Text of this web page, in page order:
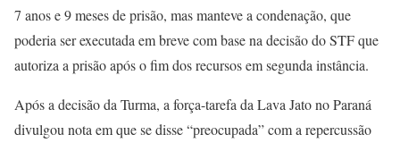
7 anos e 9 meses de prisão, mas manteve a condenação, que
poderia ser executada em breve com base na decisão do STF que
autoriza a prisão após o fim dos recursos em segunda instância.
Após a decisão da Turma, a força-tarefa da Lava Jato no Paraná
divulgou nota em que se disse “preocupada” com a repercussão